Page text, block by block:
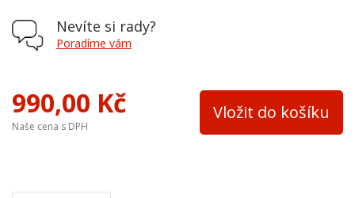
Nevíte si rady?
Poradíme vám
990,00 Kč
Naše cena s DPH
Vložit do košíku